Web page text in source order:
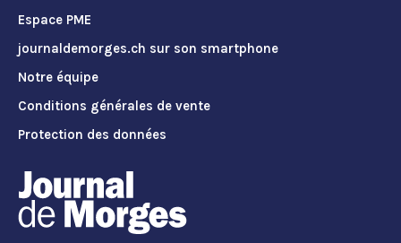
Espace PME
journaldemorges.ch sur son smartphone
Notre équipe
Conditions générales de vente
Protection des données